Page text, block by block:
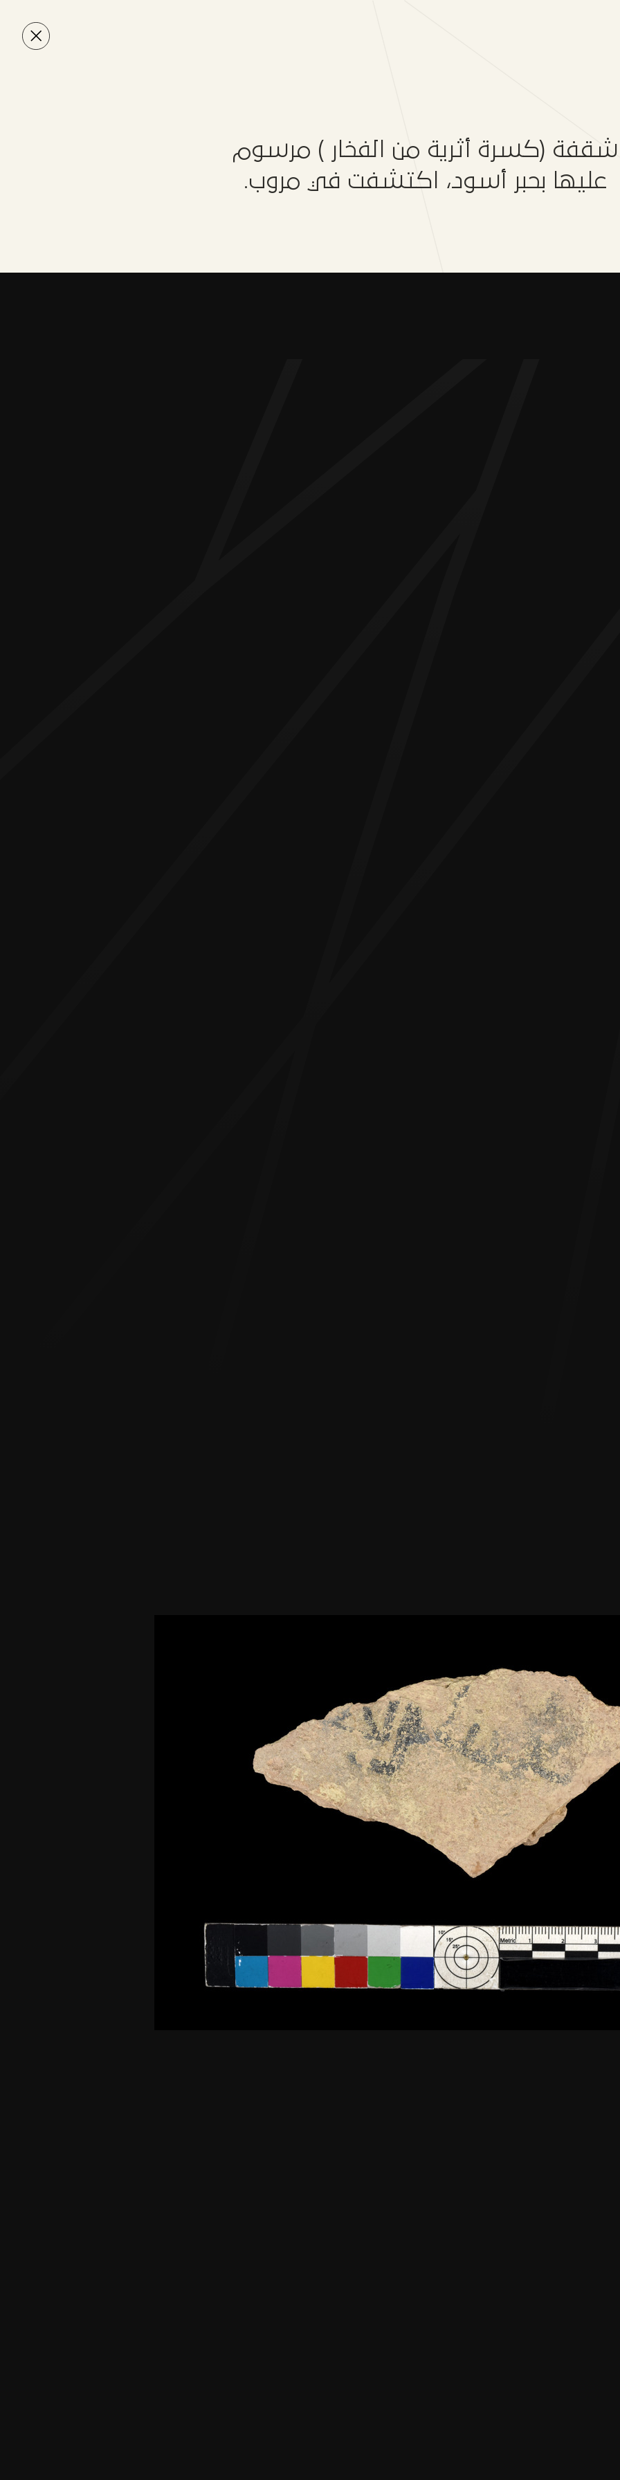
شقفة (كسرة أثرية من الفخار ) مرسوم
عليها بحبر أسود، اكتشفت في مروب.